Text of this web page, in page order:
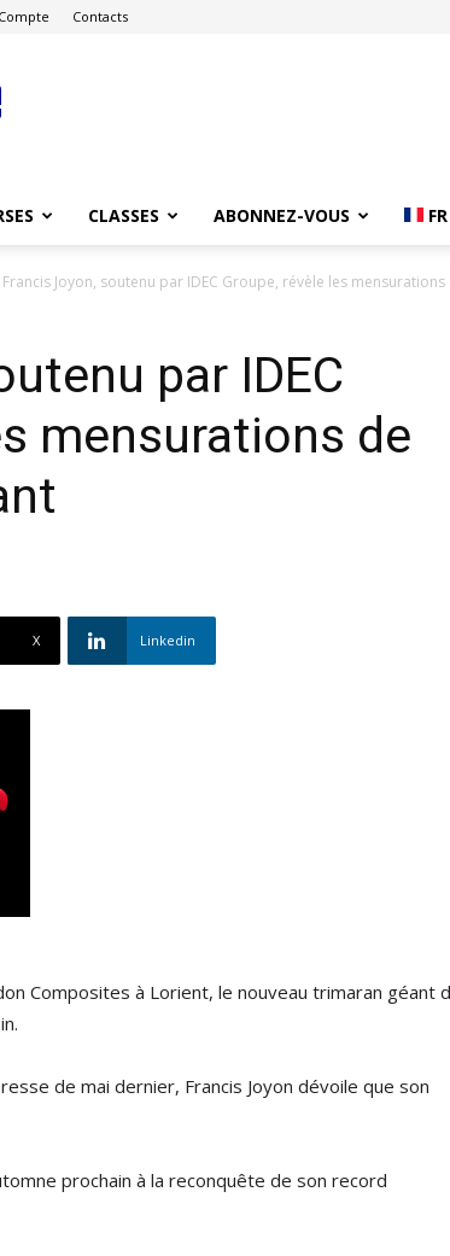
Contacts
CLASSES ABONNEZ-VOUS FR
Francis Joyon, soutenu par IDEC Groupe, révèle les
par IDEC
mensurations de
X Linkedin
Composites à Lorient, le nouveau trimaran géant
de mai dernier, Francis Joyon dévoile que son
prochain à la reconquête de son record